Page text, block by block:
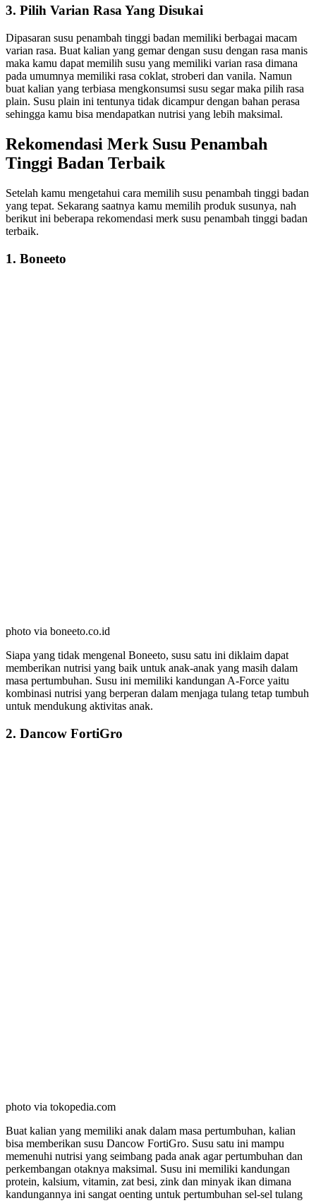
3. Pilih Varian Rasa Yang Disukai
Dipasaran susu penambah tinggi badan memiliki berbagai macam
varian rasa. Buat kalian yang gemar dengan susu dengan rasa manis
maka kamu dapat memilih susu yang memiliki varian rasa dimana
pada umumnya memiliki rasa coklat, stroberi dan vanila. Namun
buat kalian yang terbiasa mengkonsumsi susu segar maka pilih rasa
plain. Susu plain ini tentunya tidak dicampur dengan bahan perasa
sehingga kamu bisa mendapatkan nutrisi yang lebih maksimal.
Rekomendasi Merk Susu Penambah
Tinggi Badan Terbaik
Setelah kamu mengetahui cara memilih susu penambah tinggi badan
yang tepat. Sekarang saatnya kamu memilih produk susunya, nah
berikut ini beberapa rekomendasi merk susu penambah tinggi badan
terbaik.
1. Boneeto
photo via boneeto.co.id
Siapa yang tidak mengenal Boneeto, susu satu ini diklaim dapat
memberikan nutrisi yang baik untuk anak-anak yang masih dalam
masa pertumbuhan. Susu ini memiliki kandungan A-Force yaitu
kombinasi nutrisi yang berperan dalam menjaga tulang tetap tumbuh
untuk mendukung aktivitas anak.
2. Dancow FortiGro
photo via tokopedia.com
Buat kalian yang memiliki anak dalam masa pertumbuhan, kalian
bisa memberikan susu Dancow FortiGro. Susu satu ini mampu
memenuhi nutrisi yang seimbang pada anak agar pertumbuhan dan
perkembangan otaknya maksimal. Susu ini memiliki kandungan
protein, kalsium, vitamin, zat besi, zink dan minyak ikan dimana
kandungannya ini sangat oenting untuk pertumbuhan sel-sel tulang